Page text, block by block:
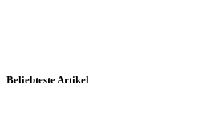
Beliebteste Artikel